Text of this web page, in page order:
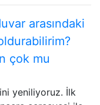
arasındaki
çok mu
yeniliyoruz. İlk